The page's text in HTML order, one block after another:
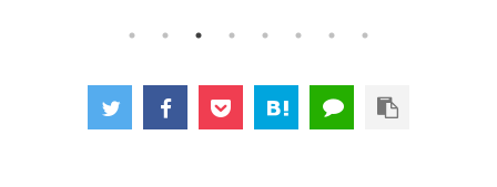
カラーを変えるとガラっ
いつい使ってしまいま
す。 そんなハイメタどゾ
は、いわばウラガンキン
にも回転して、さらに転
がりが止まったかと思っ